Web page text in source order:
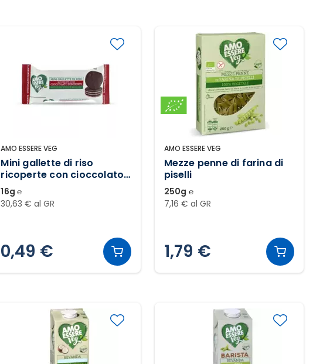
AMO ESSERE VEG
Mini gallette di riso
ricoperte con cioccolato
fondente
16g ℮
30,63 € al GR
0,49 €
AMO ESSERE VEG
Mezze penne di farina di
piselli
250g ℮
7,16 € al GR
1,79 €